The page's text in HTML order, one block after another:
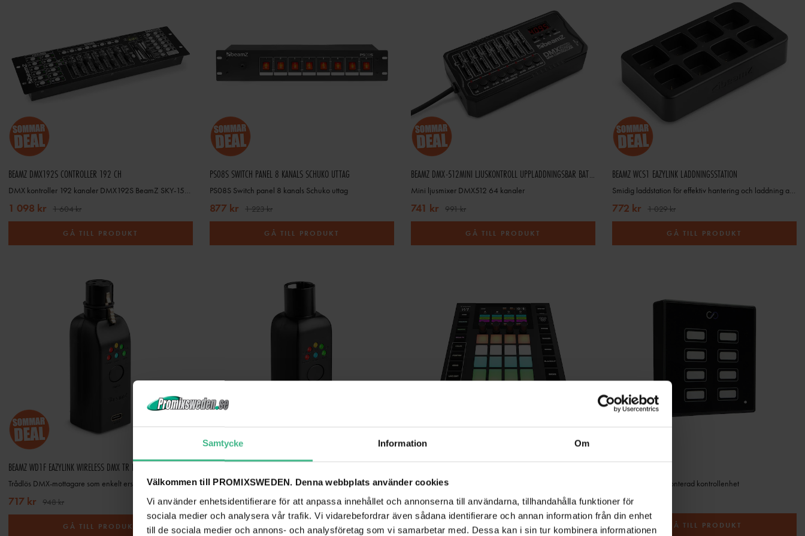
Samtycke Information Om
Välkommen till PROMIXSWEDEN. Denna webbplats använder cookies
Vi använder enhetsidentifierare för att anpassa innehållet och annonserna till användarna, tillhandahålla funktioner för
sociala medier och analysera vår trafik. Vi vidarebefordrar även sådana identifierare och annan information från din enhet
till de sociala medier och annons- och analysföretag som vi samarbetar med. Dessa kan i sin tur kombinera informationen
För en stabil och professionell ljusstyrning rekommenderar vi att kombinera kontrollenhet eller mjukvara med rätt kablage, DMX-splitters och
eventuellt trådlös DMX-länkar. En genomtänkt lösning gör stor skillnad för helhetsintrycket och ger dig full kontroll över färger, rörelser och effekter i
din ljusrigg.
HANDLA LJUSKONTROLLER HOS PROMIXSWEDEN
Med över 50 år i branschen levererar vi professionella lösningar inom ljus och teknik till DJ:s, restauranger, eventbolag, teatrar och installationer i
hela Norden. Behöver du hjälp att välja rätt ljusbord, DMX-kontroll eller mjukvarulösning? Vår kundtjänst hjälper dig att hitta en styrning som passar
din rigg och din nivå.
Utforska vårt sortiment av ljuskontroller, ljusbord och DMX-styrning och ta full kontroll över din ljusshow – från enkel styrning till avancerade
programlösningar.
BEAMZ DMX192S CONTROLLER 192 CH
DMX kontroller 192 kanaler DMX192S BeamZ SKY-154.060
1 098 kr 1 604 kr
GÅ TILL PRODUKT
PS08S SWITCH PANEL 8 KANALS SCHUKO UTTAG
PS08S Switch panel 8 kanals Schuko uttag
877 kr 1 223 kr
GÅ TILL PRODUKT
BEAMZ DMX-512MINI LJUSKONTROLL UPPLADDNINGSBAR BATTERIDRIFT
Mini ljusmixer DMX512 64 kanaler
741 kr 991 kr
GÅ TILL PRODUKT
BEAMZ WCS1 EAZYLINK LADDNINGSSTATION
Smidig laddstation för effektiv hantering och laddning av EazyLink DMX-donglar
772 kr 1 029 kr
GÅ TILL PRODUKT
BEAMZ WD1F EAZYLINK WIRELESS DMX TR DONGLE
Trådlös DMX-mottagare som enkelt ersätter kablage i befintliga DMX-system
717 kr 948 kr
GÅ TILL PRODUKT
Trådlös DMX-sändare som enkelt gör befintliga DMX-installationer helt kabelfria
717 kr 948 kr
GÅ TILL PRODUKT
Standalone DMX-kontroller för professionella ljusshower
8 540 kr 10 353 kr
GÅ TILL PRODUKT
LightShark väggmonterad kontrollenhet
5 184 kr
GÅ TILL PRODUKT